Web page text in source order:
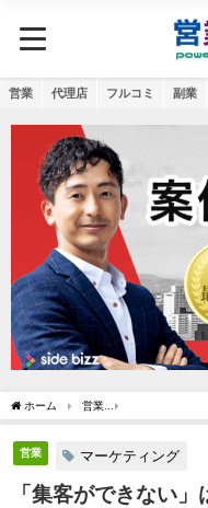
営業 代理店 フルコミ 副業
ホーム 営業
営業 マーケティング
「集客ができない